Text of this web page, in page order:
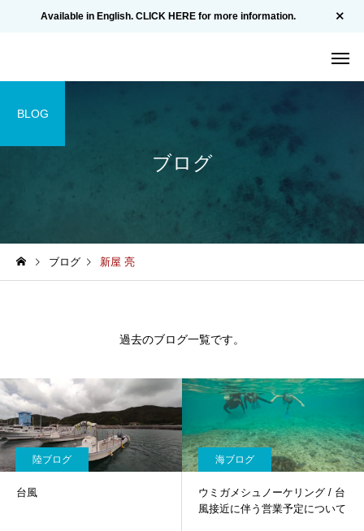
Available in English. CLICK HERE for more information.
ブログ
BLOG
ブログ 新屋 亮
過去のブログ一覧です。
陸ブログ
台風
海ブログ
ウミガメシュノーケリング / 台
風接近に伴う営業予定について